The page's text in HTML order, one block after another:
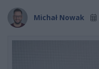
Michał Nowak